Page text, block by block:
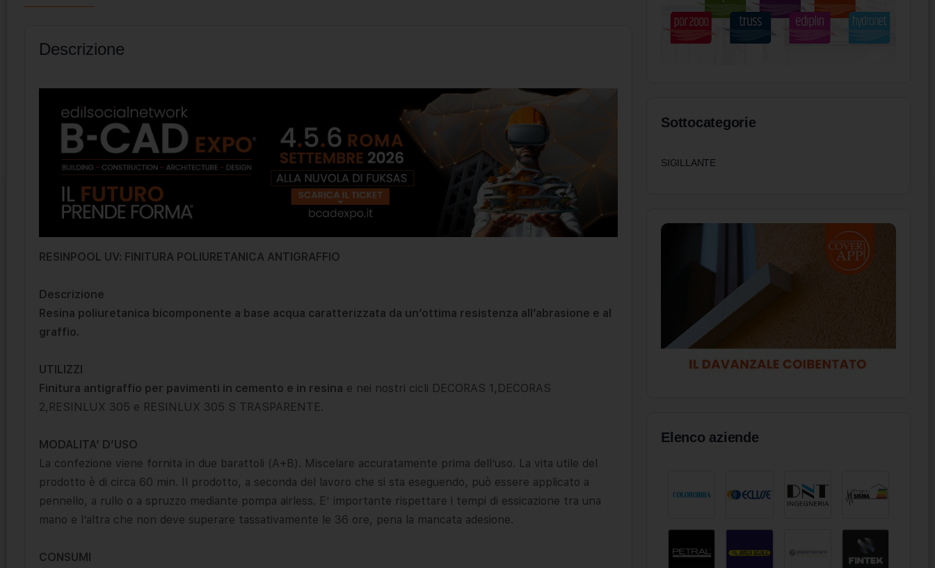
Descrizione
RESINPOOL UV: FINITURA POLIURETANICA ANTIGRAFFIO
Descrizione
Resina poliuretanica bicomponente a base acqua caratterizzata da un’ottima resistenza all’abrasione e al
graffio.
UTILIZZI
Finitura antigraffio per pavimenti in cemento e in resina e nei nostri cicli DECORAS 1,DECORAS
2,RESINLUX 305 e RESINLUX 305 S TRASPARENTE.
MODALITA’ D’USO
La confezione viene fornita in due barattoli (A+B). Miscelare accuratamente prima dell’uso. La vita utile del
prodotto è di circa 60 min. Il prodotto, a seconda del lavoro che si sta eseguendo, può essere applicato a
pennello, a rullo o a spruzzo mediante pompa airless. E’ importante rispettare i tempi di essicazione tra una
mano e l’altra che non deve superare tassativamente le 36 ore, pena la mancata adesione.
CONSUMI
Sottocategorie
SIGILLANTE
Elenco aziende